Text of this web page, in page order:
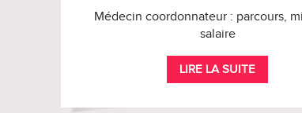
Médecin coordonnateur : parcours,
salaire
LIRE LA SUITE